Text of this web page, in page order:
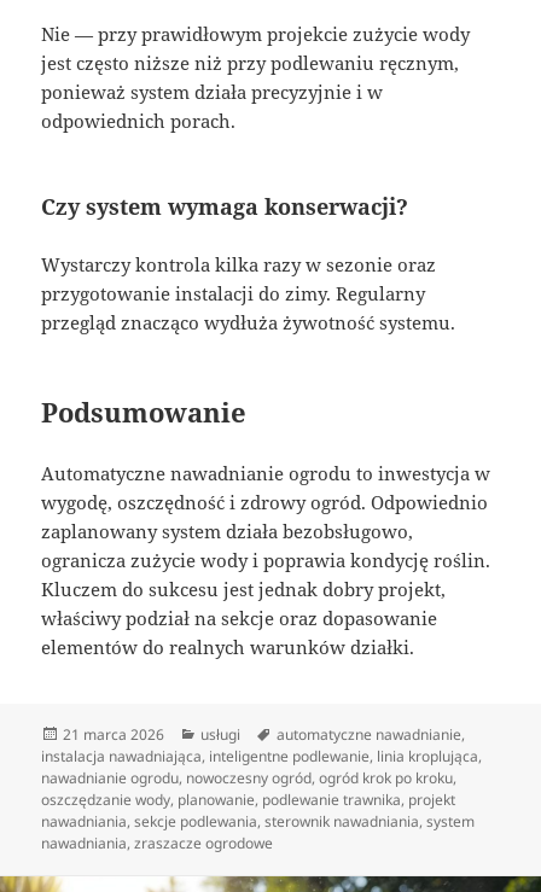
Nie — przy prawidłowym projekcie zużycie wody
jest często niższe niż przy podlewaniu ręcznym,
ponieważ system działa precyzyjnie i w
odpowiednich porach.
Czy system wymaga konserwacji?
Wystarczy kontrola kilka razy w sezonie oraz
przygotowanie instalacji do zimy. Regularny
przegląd znacząco wydłuża żywotność systemu.
Podsumowanie
Automatyczne nawadnianie ogrodu to inwestycja w
wygodę, oszczędność i zdrowy ogród. Odpowiednio
zaplanowany system działa bezobsługowo,
ogranicza zużycie wody i poprawia kondycję roślin.
Kluczem do sukcesu jest jednak dobry projekt,
właściwy podział na sekcje oraz dopasowanie
elementów do realnych warunków działki.
Data
publikacji
21 marca 2026 Kategorie
usługi Tagi
automatyczne nawadnianie,
instalacja nawadniająca, inteligentne podlewanie, linia kroplująca,
nawadnianie ogrodu, nowoczesny ogród,ogród krok po kroku,
oszczędzanie wody, planowanie, podlewanie trawnika, projekt
nawadniania,sekcje podlewania,sterownik nawadniania,system
nawadniania,zraszacze ogrodowe